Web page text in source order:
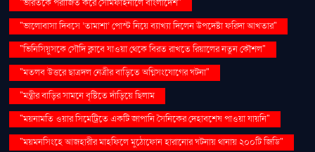
"ভারতকে পরাজিত করে সেমিফাইনালে বাংলাদেশ"
"ভালোবাসা দিবসে ‘তামাশা’ পোস্ট নিয়ে ব্যাখ্যা দিলেন উপদেষ্টা ফরিদা আখতার"
"ভিনিসিয়ুসকে সৌদি ক্লাবে যাওয়া থেকে বিরত রাখতে রিয়ালের নতুন কৌশল"
"মতলব উত্তরে ছাত্রদল নেত্রীর বাড়িতে অগ্নিসংযোগের ঘটনা"
"মন্ত্রীর বাড়ির সামনে বৃষ্টিতে দাঁড়িয়ে ছিলাম
"ময়নামতি ওয়ার সিমেট্রিতে একটি জাপানি সৈনিকের দেহাবশেষ পাওয়া যায়নি"
"ময়মনসিংহে আজহারীর মাহফিলে মুঠোফোন হারানোর ঘটনায় থানায় ২০০টি জিডি"